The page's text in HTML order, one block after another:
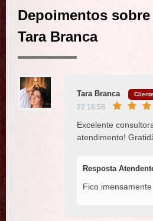
Depoimentos
Tara Branca
Tara Branca
22:16:58
Excelente
atendimento!
Resposta
Fico